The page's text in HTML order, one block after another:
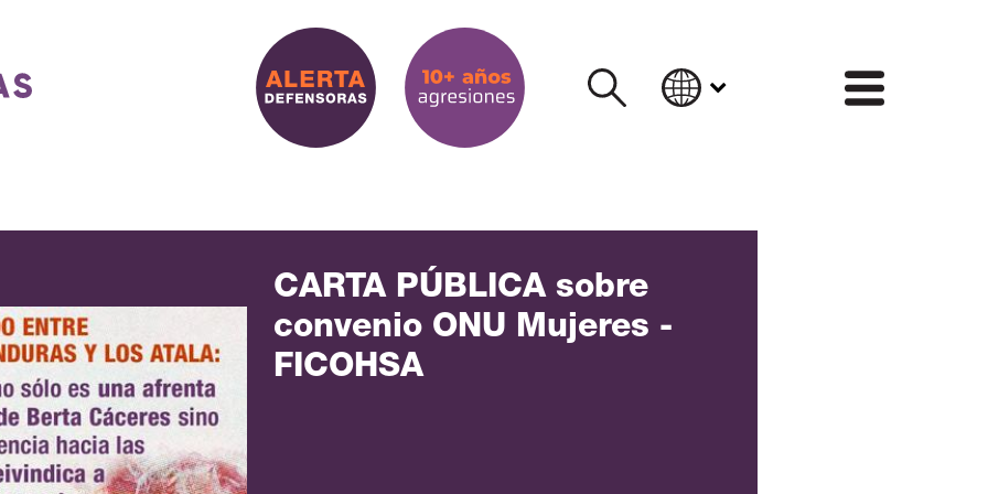
CARTA PÚBLICA sobre
convenio ONU Mujeres -
FICOHSA